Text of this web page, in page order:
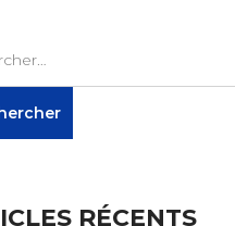
RÉCENTS